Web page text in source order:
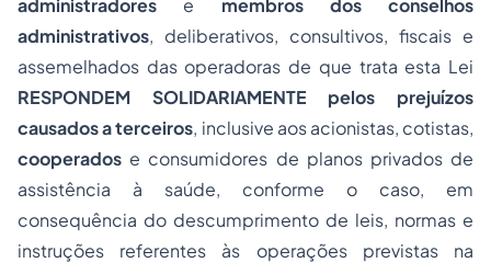
administradores e membros dos conselhos
administrativos, deliberativos, consultivos, fiscais e
assemelhados das operadoras de que trata esta Lei
RESPONDEM SOLIDARIAMENTE
pelos prejuízos
causados a terceiros, inclusive aos acionistas, cotistas,
cooperados e consumidores de planos privados de
assistência à saúde, conforme o caso, em
consequência do descumprimento de leis, normas e
instruções referentes às operações previstas na